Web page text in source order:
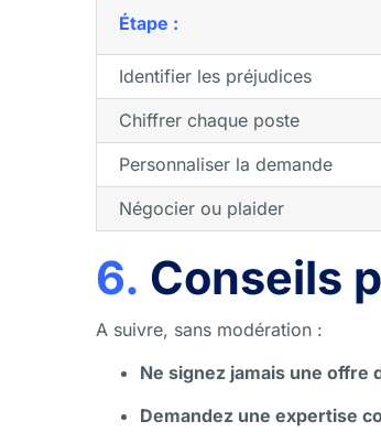
Étape :
Identifier les préjudices
Chiffrer chaque poste
Personnaliser la demande
Négocier ou plaider
6. Conseils
A suivre, sans modération :
Ne signez jamais une offre
Demandez une expertise